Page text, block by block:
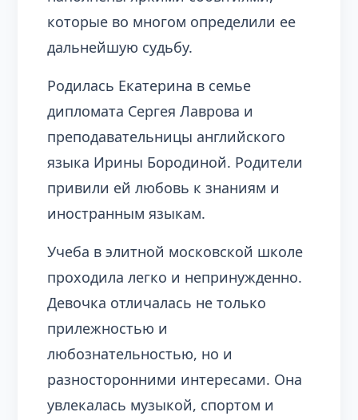
которые во многом определили ее
дальнейшую судьбу.
Родилась Екатерина в семье
дипломата Сергея Лаврова и
преподавательницы английского
языка Ирины Бородиной. Родители
привили ей любовь к знаниям и
иностранным языкам.
Учеба в элитной московской школе
проходила легко и непринужденно.
Девочка отличалась не только
прилежностью и
любознательностью, но и
разносторонними интересами. Она
увлекалась музыкой, спортом и